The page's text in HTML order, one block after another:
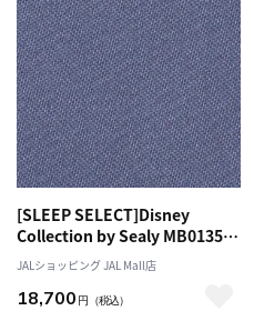
[SLEEP SELECT]Disney
Collection by Sealy MB0135
Box Sheets（ボックスシー
ツ）〔ダブルワイド〕 ブルーグ
レー
JALショッピング JAL Mall店
18,700 円 （税込）